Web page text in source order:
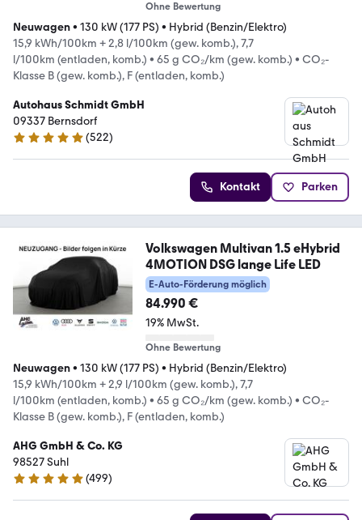
Ohne Bewertung
Neuwagen• 130 kW (177 PS) • Hybrid (Benzin/Elektro)
15,9 kWh/100km + 2,8 l/100km (gew. komb.), 7,7
l/100km (entladen, komb.) • 65 g CO₂/km (gew. komb.) • CO₂-
Klasse B (gew. komb.), F (entladen, komb.)
Autohaus Schmidt GmbH
09337 Bernsdorf
4.9 Sterne
(522)
Kontakt Parken
Volkswagen Multivan 1.5 eHybrid
4MOTION DSG lange Life LED
E-Auto-Förderung möglich
84.990 €
19% MwSt.
Ohne Bewertung
Neuwagen• 130 kW (177 PS) • Hybrid (Benzin/Elektro)
15,9 kWh/100km + 2,9 l/100km (gew. komb.), 7,7
l/100km (entladen, komb.) • 65 g CO₂/km (gew. komb.) • CO₂-
Klasse B (gew. komb.), F (entladen, komb.)
AHG GmbH & Co. KG
98527 Suhl
5 Sterne
(499)